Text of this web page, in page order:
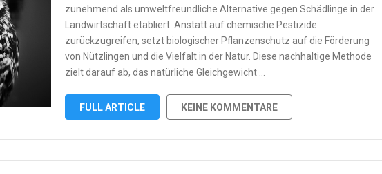
zunehmend als umweltfreundliche Alternative gegen Schädlinge in der
Landwirtschaft etabliert. Anstatt auf chemische Pestizide
zurückzugreifen, setzt biologischer Pflanzenschutz auf die Förderung
von Nützlingen und die Vielfalt in der Natur. Diese nachhaltige Methode
zielt darauf ab, das natürliche Gleichgewicht …
FULL ARTICLE KEINE KOMMENTARE